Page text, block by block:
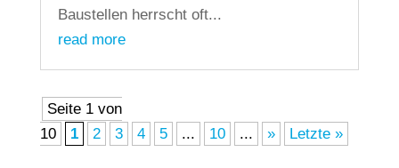
Baustellen herrscht oft...
read more
Seite 1 von
10
1 2 3 4 5 ... 10 ... » Letzte »